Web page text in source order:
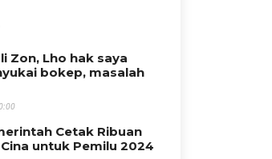
Zon, Lho hak saya
bokep, masalah
Cetak Ribuan
Cina untuk Pemilu 2024